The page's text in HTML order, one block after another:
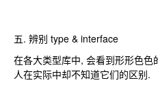
五. 辨别 type & interface
在各大类型库中, 会看到形形色
人在实际中却不知道它们的区别.